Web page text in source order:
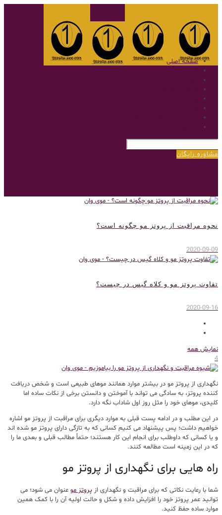
صفحه اصلی
مشاوره رایگان
نحوه مراقبت از پروتز مو چگونه است؟
2020-09-09
تفاوت پروتز مو و کلاه گیس در چیست؟
2020-09-16
نمایش همه
4
نگهداری از پروتز مو در بیشتر موارد همانند موهای طبیعی است و شخص دریافت
کننده پروتز، به سادگی می تواند با آموختن و دانستن برخی از نکات ساده اما
کلیدی، موهای خود را مثل روز اول شاداب نگه دارد.
در این مطلب و در ادامه پست قبلی به موارد دیگری برای مراقبت از پروتز مو اشاره
خواهیم داشت؛ پس پیشنهاد می کنیم کسانی که به تازگی دارای پروتز مو شده اند
و یا کسانی که داوطلب برای انجام این کار هستند؛ حتماً مطالب قبلی و بعدی ما را
که در این زمینه است مطالعه کنند.
راه هایی برای نگهداری از پروتز مو
شما با رعایت نکاتی که برای مراقبت و نگهداری از پروتز مو عنوان می شود؛ می
توانید عمر پروتز خود را افزایش داده و شکل و حالت اولیه آن را با کمک همین
موارد ساده حفظ کنید.